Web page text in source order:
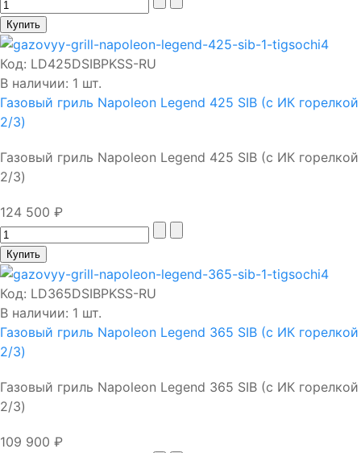
Код: LD425DSIBPKSS-RU
В наличии: 1 шт.
Газовый гриль Napoleon Legend 425 SIB (с ИК горелкой
2/3)
Газовый гриль Napoleon Legend 425 SIB (с ИК горелкой
2/3)
124 500 ₽
Код: LD365DSIBPKSS-RU
В наличии: 1 шт.
Газовый гриль Napoleon Legend 365 SIB (с ИК горелкой
2/3)
Газовый гриль Napoleon Legend 365 SIB (с ИК горелкой
2/3)
109 900 ₽